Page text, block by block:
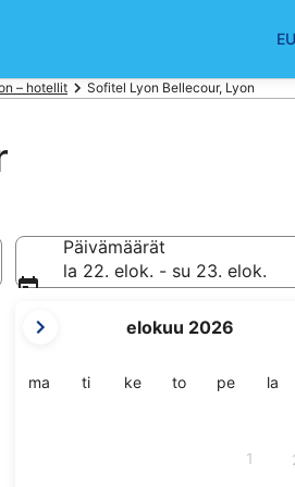
– hotellit Sofitel Lyon Bellecour, Lyon
Päivämäärät
la 22. elok. - su 23. elok.
kuukautesi
August
elokuu 2026
mamaanantai
titiistaikekeskiviikko
totorstai
peperjantai
la
1